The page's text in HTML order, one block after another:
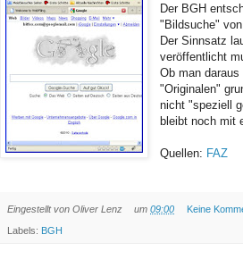
Der BGH
"Bildsuche"
Der Sinnsatz
veröffentlicht
Ob man
"Originalen"
nicht "speziell
bleibt noch mit
Quellen: FAZ
Eingestellt von Oliver Lenz um 09:00 Keine
Labels: BGH